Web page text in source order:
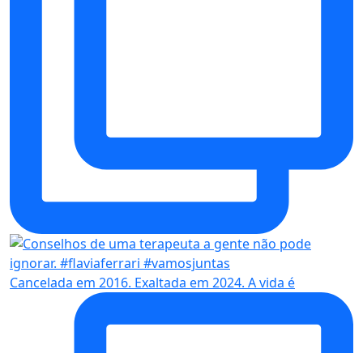
Cancelada em 2016. Exaltada em 2024. A vida é